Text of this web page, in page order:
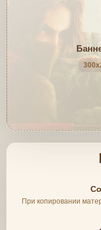
При копировании